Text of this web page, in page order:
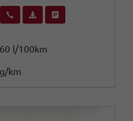
Wir rufen Sie anFahrzeugexposé (PDF)
l/100km
km